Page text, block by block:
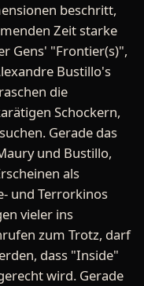
beschritt,
Zeit starke
Gens' "Frontier(s)",
Bustillo's
die
Schockern,
Gerade das
und Bustillo,
als
und Terrorkinos
vieler ins
zum Trotz, darf
dass "Inside"
wird. Gerade